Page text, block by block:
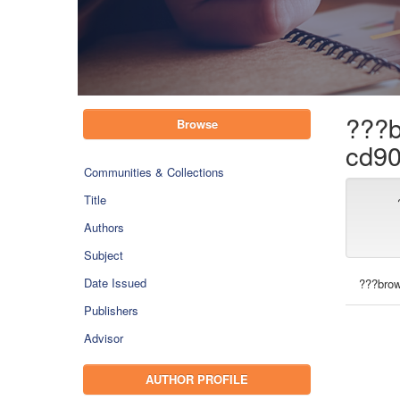
Browse
Communities & Collections
Title
Authors
Subject
Date Issued
Publishers
Advisor
AUTHOR PROFILE